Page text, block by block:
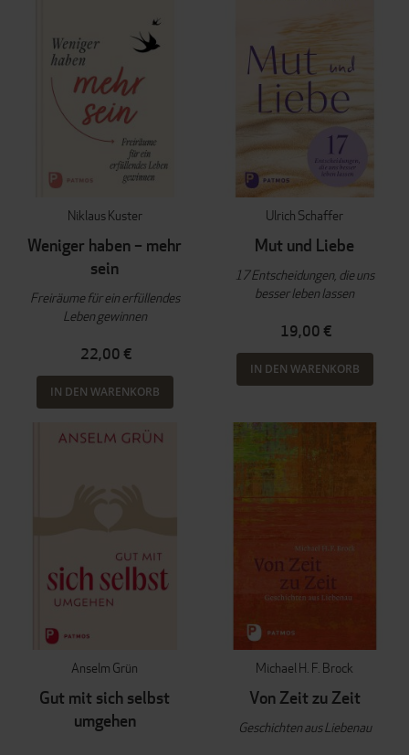
Niklaus Kuster
Weniger haben – mehr
sein
Freiräume für ein erfüllendes
Leben gewinnen
22,00 €
IN DEN WARENKORB
Ulrich Schaffer
Mut und Liebe
17 Entscheidungen, die uns
besser leben lassen
19,00 €
IN DEN WARENKORB
Anselm Grün
Gut mit sich selbst
umgehen
Michael H. F. Brock
Von Zeit zu Zeit
Geschichten aus Liebenau